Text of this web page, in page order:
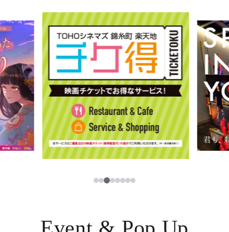
ニュース
レストラン・カフェ
TAX FREE
PARCOメンバーズ
JP
한국어
ภาษาไทย
日本語
1234567